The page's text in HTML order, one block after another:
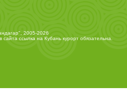
2005-2026
сайта ссылка на Кубань курортобязательна.